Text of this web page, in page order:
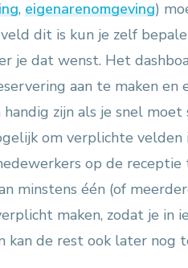
, eigenarenomgeving)
dit is kun je zelf
je dat wenst. Het
aan te maken
zijn als je snel
om verplichte
op de
minstens één (of
maken, zodat je in
kan de rest ook later nog